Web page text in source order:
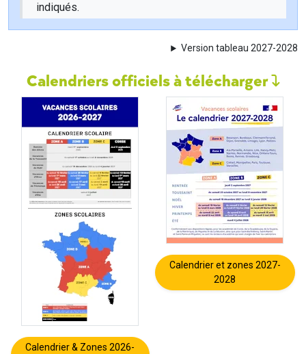
indiqués.
Version tableau 2027-2028
Calendriers officiels à télécharger
Calendrier & Zones 2026-
Calendrier et zones 2027-
2028